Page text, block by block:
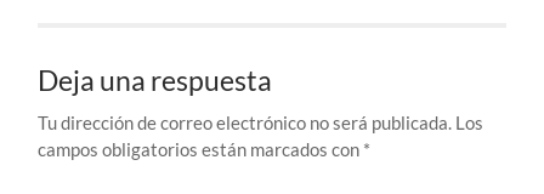
Deja una respuesta
Tu dirección de correo electrónico no será publicada. Los
campos obligatorios están marcados con *